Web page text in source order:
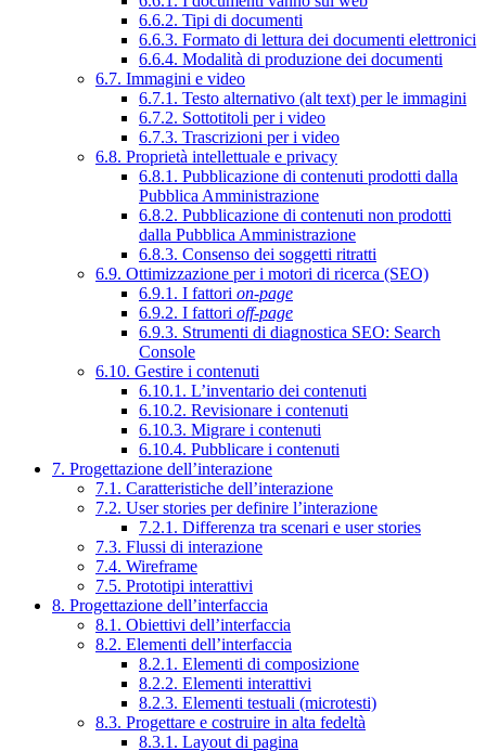
6.6.2. Tipi di documenti
6.6.3. Formato di lettura dei documenti elettronici
6.6.4. Modalità di produzione dei documenti
6.7. Immagini e video
6.7.1. Testo alternativo (alt text) per le immagini
6.7.2. Sottotitoli per i video
6.7.3. Trascrizioni per i video
6.8. Proprietà intellettuale e privacy
6.8.1. Pubblicazione di contenuti prodotti dalla
Pubblica Amministrazione
6.8.2. Pubblicazione di contenuti non prodotti
dalla Pubblica Amministrazione
6.8.3. Consenso dei soggetti ritratti
6.9. Ottimizzazione per i motori di ricerca (SEO)
6.9.1. I fattori on-page
6.9.2. I fattori off-page
6.9.3. Strumenti di diagnostica SEO: Search
Console
6.10. Gestire i contenuti
6.10.1. L’inventario dei contenuti
6.10.2. Revisionare i contenuti
6.10.3. Migrare i contenuti
6.10.4. Pubblicare i contenuti
7. Progettazione dell’interazione
7.1. Caratteristiche dell’interazione
7.2. User stories per definire l’interazione
7.2.1. Differenza tra scenari e user stories
7.3. Flussi di interazione
7.4. Wireframe
7.5. Prototipi interattivi
8. Progettazione dell’interfaccia
8.1. Obiettivi dell’interfaccia
8.2. Elementi dell’interfaccia
8.2.1. Elementi di composizione
8.2.2. Elementi interattivi
8.2.3. Elementi testuali (microtesti)
8.3. Progettare e costruire in alta fedeltà
8.3.1. Layout di pagina